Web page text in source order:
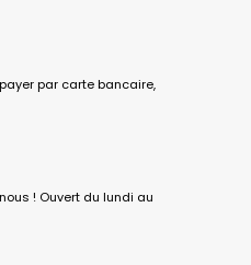
par carte bancaire,
! Ouvert du lundi au